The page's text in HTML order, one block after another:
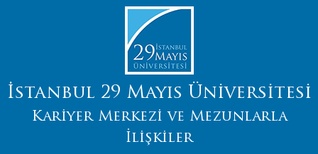
İstanbul 29 Mayıs Üniversitesi
Kariyer Merkezi ve Mezunlarla
İlişkiler